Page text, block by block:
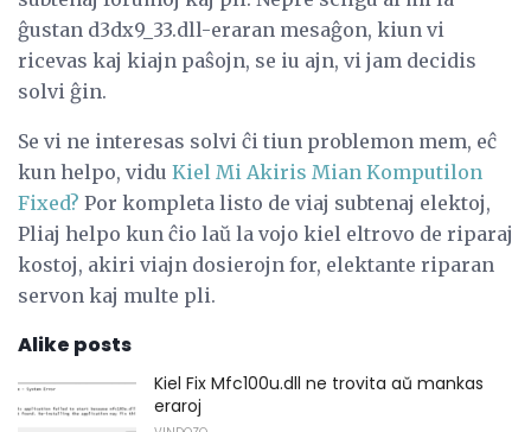
ĝustan d3dx9_33.dll-eraran mesaĝon, kiun vi
ricevas kaj kiajn paŝojn, se iu ajn, vi jam decidis
solvi ĝin.
Se vi ne interesas solvi ĉi tiun problemon mem, eĉ
kun helpo, vidu Kiel Mi Akiris Mian Komputilon
Fixed? Por kompleta listo de viaj subtenaj elektoj,
Pliaj helpo kun ĉio laŭ la vojo kiel eltrovo de riparaj
kostoj, akiri viajn dosierojn for, elektante riparan
servon kaj multe pli.
Alike posts
Kiel Fix Mfc100u.dll ne trovita aŭ mankas
eraroj